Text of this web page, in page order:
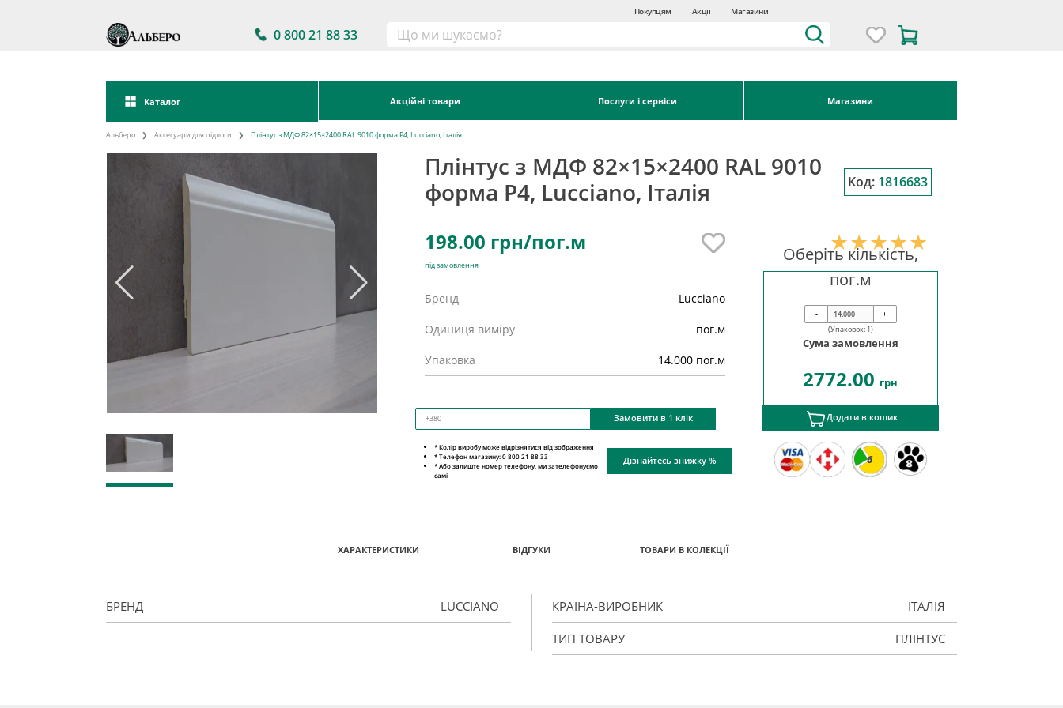
Покупцям Акції Магазини
0 800 21 88 33
Каталог Акційні товари Послуги і сервіси Магазини
Альберо Аксесуари для підлоги Плінтус з МДФ 82×15×2400 RAL 9010 форма P4, Lucciano, Італія
Плінтус з МДФ 82×15×2400 RAL 9010
форма P4, Lucciano, Італія
Код: 1816683
198.00 грн/пог.м
під замовлення
Бренд Lucciano
Одиниця виміру пог.м
Упаковка 14.000 пог.м
Замовити в 1 клік
Оберіть кількість,
пог.м
-
+
(Упаковок: 1)
Сума замовлення
2772.00 грн
Додати в кошик
6
* Колір виробу може відрізнятися від зображення
* Телефон магазину: 0 800 21 88 33
* Або залиште номер телефону, ми зателефонуємо
самі
Дізнайтесь знижку %
ХАРАКТЕРИСТИКИ ВІДГУКИ ТОВАРИ В КОЛЕКЦІЇ
БРЕНД LUCCIANO КРАЇНА-ВИРОБНИК ІТАЛІЯ
ТИП ТОВАРУ ПЛІНТУС